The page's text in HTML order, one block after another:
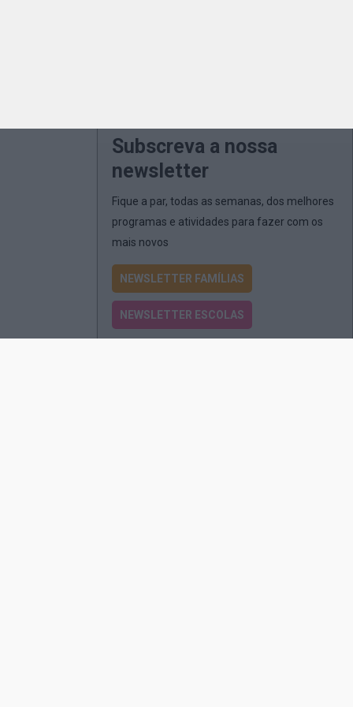
Subscreva a nossa
newsletter
Fique a par, todas as semanas, dos melhores
programas e atividades para fazer com os
mais novos
NEWSLETTER FAMÍLIAS
NEWSLETTER ESCOLAS